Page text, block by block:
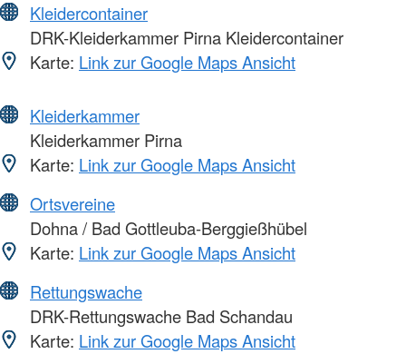
Kleidercontainer
DRK-Kleiderkammer Pirna Kleidercontainer
Karte: Link zur Google Maps Ansicht
Kleiderkammer
Kleiderkammer Pirna
Karte: Link zur Google Maps Ansicht
Ortsvereine
Dohna / Bad Gottleuba-Berggießhübel
Karte: Link zur Google Maps Ansicht
Rettungswache
DRK-Rettungswache Bad Schandau
Karte: Link zur Google Maps Ansicht